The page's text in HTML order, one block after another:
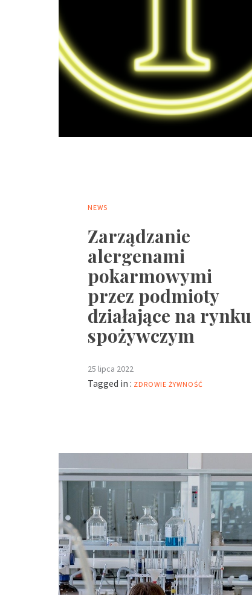
NEWS
Zarządzanie
alergenami
pokarmowymi
przez podmioty
działające na rynku
spożywczym
25 lipca 2022
Tagged in : ZDROWIE ŻYWNOŚĆ